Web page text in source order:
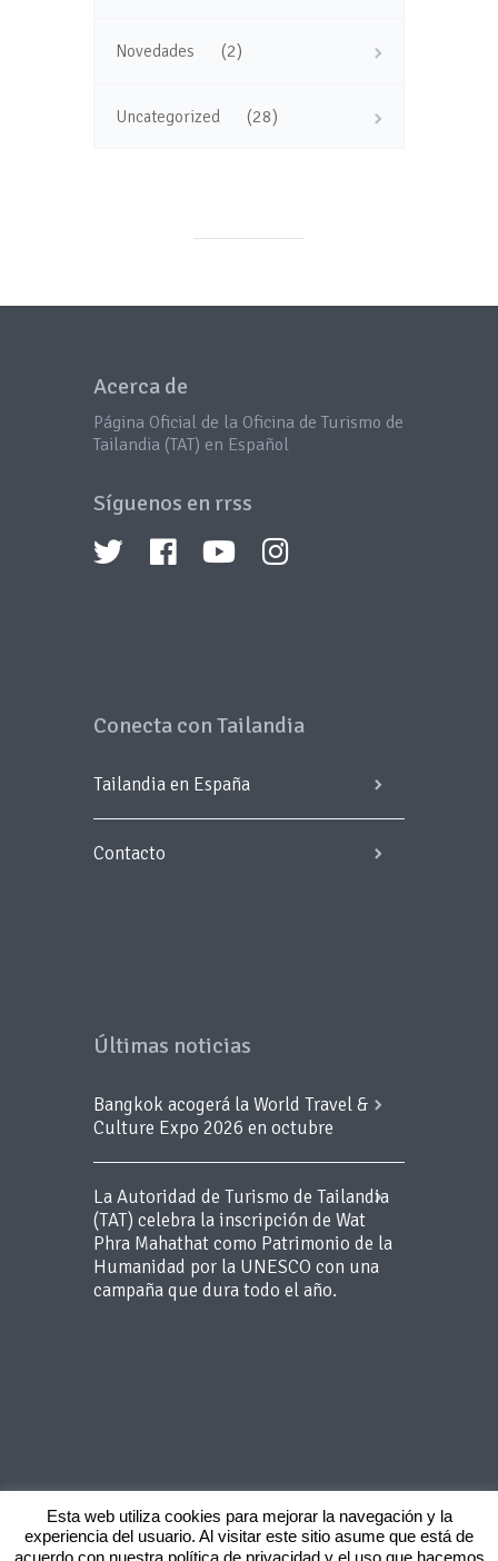
Novedades (2)
Uncategorized (28)
Acerca de
Página Oficial de la Oficina de Turismo de
Tailandia (TAT) en Español
Síguenos en rrss
Conecta con Tailandia
Tailandia en España
Contacto
Últimas noticias
Bangkok acogerá la World Travel &
Culture Expo 2026 en octubre
La Autoridad de Turismo de Tailandia
(TAT) celebra la inscripción de Wat
Phra Mahathat como Patrimonio de la
Humanidad por la UNESCO con una
campaña que dura todo el año.
Copyright 2015 BLUEROOM - Todos los
Esta web utiliza cookies para mejorar la navegación y la
experiencia del usuario. Al visitar este sitio asume que está de
acuerdo con nuestra política de privacidad y el uso que hacemos